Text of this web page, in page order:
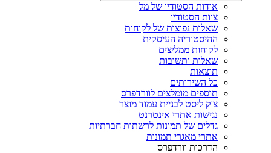
אודות הסטודיו של מל
צוות הסטודיו
שאלות נפוצות של לקוחות
ההיסטוריה העיסקית
לקוחות ממליצים
שאלות ותשובות
תוצאות
כל השירותים
תוספים מומלצים לוורדפרס
צ'ק ליסט לבניית עמוד מוצר
נגישות אתרי אינטרנט
גדלים של תמונות לרשתות חברתיות
אתרי מאגרי תמונות
הדרכות וורדפרס